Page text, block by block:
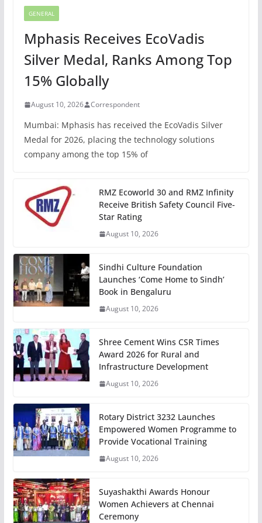
GENERAL
Mphasis Receives EcoVadis
Silver Medal, Ranks Among Top
15% Globally
August 10, 2026 Correspondent
Mumbai: Mphasis has received the EcoVadis Silver
Medal for 2026, placing the technology solutions
company among the top 15% of
RMZ Ecoworld 30 and RMZ Infinity
Receive British Safety Council Five-
Star Rating
August 10, 2026
Sindhi Culture Foundation
Launches ‘Come Home to Sindh’
Book in Bengaluru
August 10, 2026
Shree Cement Wins CSR Times
Award 2026 for Rural and
Infrastructure Development
August 10, 2026
Rotary District 3232 Launches
Empowered Women Programme to
Provide Vocational Training
August 10, 2026
Suyashakthi Awards Honour
Women Achievers at Chennai
Ceremony